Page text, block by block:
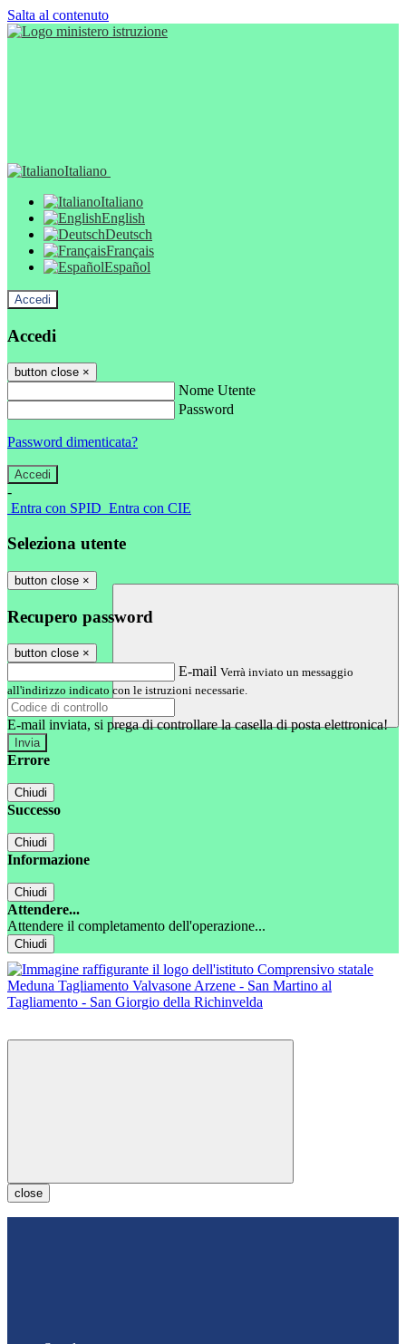
Salta al contenuto
Italiano
Italiano
English
Deutsch
Français
Español
Accedi
Accedi
button close ×
Nome Utente
Password
Password dimenticata?
-
Entra con SPID Entra con CIE
Seleziona utente
button close ×
Recupero password
button close ×
E-mail Verrà inviato un messaggio
all'indirizzo indicato con le istruzioni necessarie.
E-mail inviata, si prega di controllare la casella di posta elettronica!
Errore
Chiudi
Successo
Chiudi
Informazione
Chiudi
Attendere...
Attendere il completamento dell'operazione...
Chiudi
close